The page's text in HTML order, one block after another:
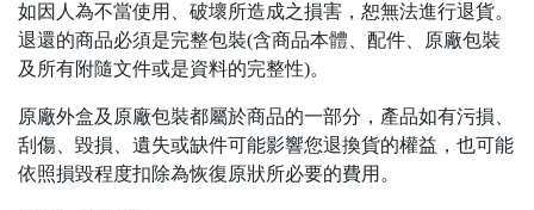
如因人為不當使用、破壞所造成之損害，恕無法進行退貨。
退還的商品必須是完整包裝(含商品本體、配件、原廠包裝
及所有附隨文件或是資料的完整性)。
原廠外盒及原廠包裝都屬於商品的一部分，產品如有污損、
刮傷、毀損、遺失或缺件可能影響您退換貨的權益，也可能
依照損毀程度扣除為恢復原狀所必要的費用。